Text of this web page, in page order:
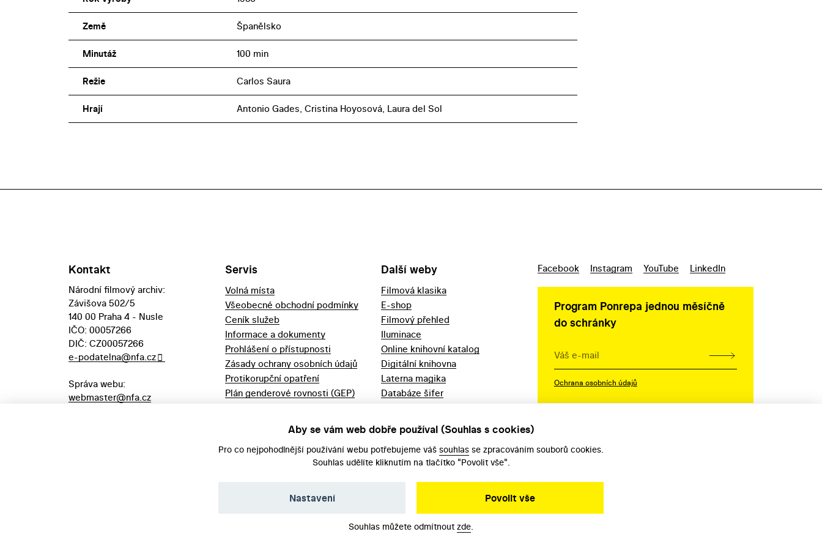
Země Španělsko
Minutáž 100 min
Režie Carlos Saura
Hrají Antonio Gades, Cristina Hoyosová, Laura del Sol
Kontakt
Národní filmový archiv:
Závišova 502/5
140 00 Praha 4 - Nusle
IČO: 00057266
DIČ: CZ00057266
e-podatelna@nfa.cz
Správa webu:
webmaster@nfa.cz
Servis
Volná místa
Všeobecné obchodní podmínky
Ceník služeb
Informace a dokumenty
Prohlášení o přístupnosti
Zásady ochrany osobních údajů
Protikorupční opatření
Plán genderové rovnosti (GEP)
Další weby
Filmová klasika
E-shop
Filmový přehled
Iluminace
Online knihovní katalog
Digitální knihovna
Laterna magika
Databáze šifer
Facebook Instagram YouTube LinkedIn
Program Ponrepa jednou měsíčně
do schránky
Ochrana osobních údajů
Aby se vám web dobře používal (Souhlas s cookies)
Pro co nejpohodlnější používání webu potřebujeme váš souhlas se zpracováním souborů cookies.
Souhlas udělíte kliknutím na tlačítko "Povolit vše".
Povolit vše
Nastavení
Souhlas můžete odmítnout zde.